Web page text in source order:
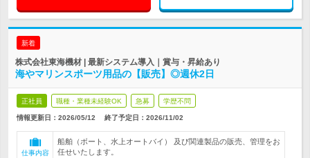
新着
株式会社東海機材 | 最新システム導入｜賞与・昇給あり
海やマリンスポーツ用品の【販売】◎週休2日
正社員 職種・業種未経験OK 急募 学歴不問
情報更新日：2026/05/12 終了予定日： 2026/11/02
仕事内容
船舶（ボート、水上オートバイ） 及び関連製品の販売、管理をお
任せいたします。